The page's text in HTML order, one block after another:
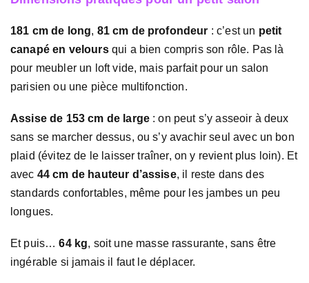
181 cm de long, 81 cm de profondeur : c’est un petit
canapé en veloursqui a bien compris son rôle. Pas là
pour meubler un loft vide, mais parfait pour un salon
parisien ou une pièce multifonction.
Assise de 153 cm de large : on peut s’y asseoir à deux
sans se marcher dessus, ou s’y avachir seul avec un bon
plaid (évitez de le laisser traîner, on y revient plus loin). Et
avec 44 cm de hauteur d’assise, il reste dans des
standards confortables, même pour les jambes un peu
longues.
Et puis…64 kg, soit une masse rassurante, sans être
ingérable si jamais il faut le déplacer.